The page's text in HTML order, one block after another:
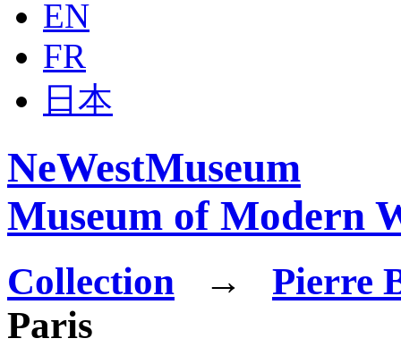
EN
FR
日本
NeWestMuseum
Museum of Modern
Collection →
Pierre
Paris